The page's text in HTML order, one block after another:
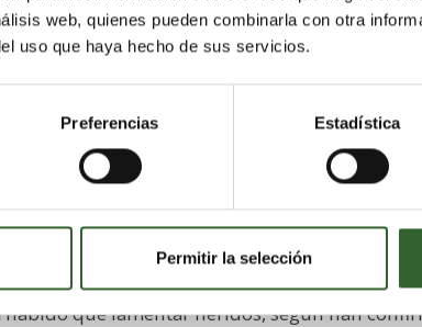
web, quienes pueden combinarla con otra
uso que haya hecho de sus servicios.
Preferencias Estadística
Permitir la selección
la Policía Local alertó tras observar una gran
de emergencia intervinieron para sofocar
controlase y parecen haberse iniciado en el
afectados y unos contenedores
que también se han quemado.
Fuera de los vehículos, el resto de la nave
que lamentar heridos, según han